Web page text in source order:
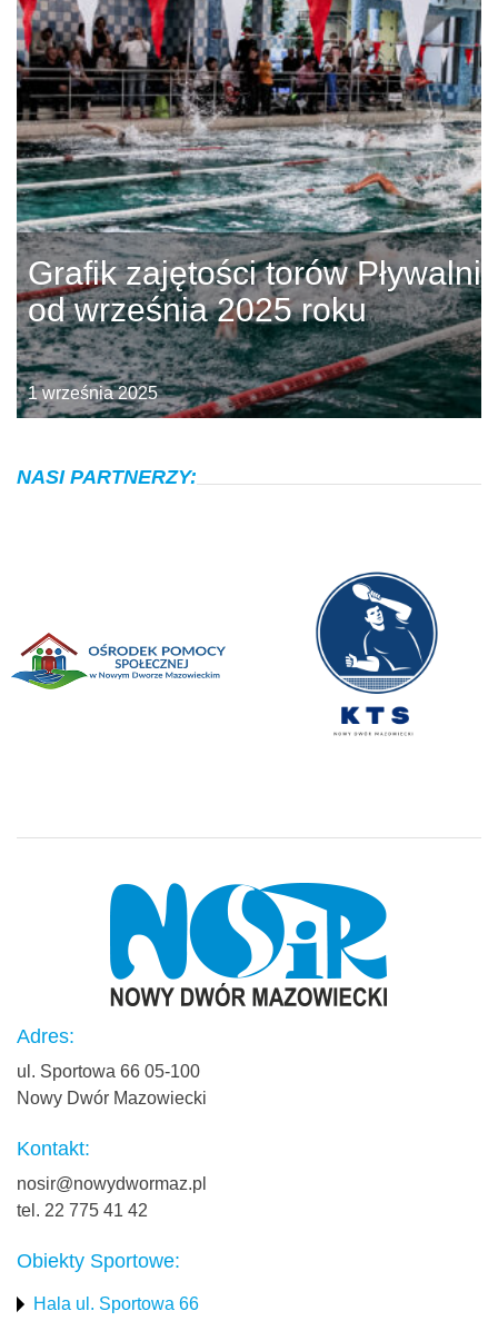
Grafik zajętości torów Pływalni
od września 2025 roku
1 września 2025
NASI PARTNERZY:
Adres:
ul. Sportowa 66 05-100
Nowy Dwór Mazowiecki
Kontakt:
nosir@nowydwormaz.pl
tel. 22 775 41 42
Obiekty Sportowe:
Hala ul. Sportowa 66